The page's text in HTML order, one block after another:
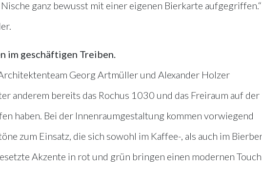
ganz bewusst mit einer eigenen Bierkarte
im geschäftigen Treiben.
Georg Artmüller und Alexander Holzer
anderem bereits das Rochus 1030 und das Freiraum auf der
haben. Bei der Innenraumgestaltung kommen vorwiegend
zum Einsatz, die sich sowohl im Kaffee-, als auch im
Akzente in rot und grün bringen einen modernen